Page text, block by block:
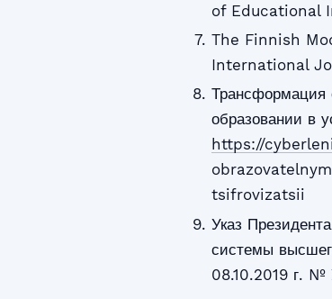
of Educational
The Finnish
International
Трансформация
образовании в
https://
tsifrovizatsii
Указ
системы
08.10.2019 г.